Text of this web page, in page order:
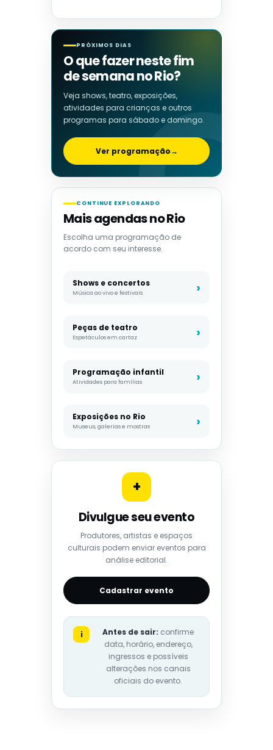
PRÓXIMOS DIAS
O que fazer neste fim
de semana no Rio?
Veja shows, teatro, exposições,
atividades para crianças e outros
programas para sábado e domingo.
Ver programação→
CONTINUE EXPLORANDO
Mais agendas no Rio
Escolha uma programação de
acordo com seu interesse.
Shows e concertos
Música ao vivo e festivais
Peças de teatro
Espetáculos em cartaz
Programação infantil
Atividades para famílias
Exposições no Rio
Museus, galerias e mostras
+
Divulgue seu evento
Produtores, artistas e espaços
culturais podem enviar eventos para
análise editorial.
Cadastrar evento
i Antes de sair: confirme
data, horário, endereço,
ingressos e possíveis
alterações nos canais
oficiais do evento.